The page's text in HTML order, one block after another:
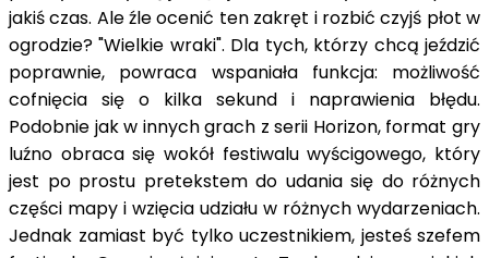
jakiś czas. Ale źle ocenić ten zakręt i rozbić czyjś płot w
ogrodzie? "Wielkie wraki". Dla tych, którzy chcą jeździć
poprawnie, powraca wspaniała funkcja: możliwość
cofnięcia się o kilka sekund i naprawienia błędu.
Podobnie jak w innych grach z serii Horizon, format gry
luźno obraca się wokół festiwalu wyścigowego, który
jest po prostu pretekstem do udania się do różnych
części mapy i wzięcia udziału w różnych wydarzeniach.
Jednak zamiast być tylko uczestnikiem, jesteś szefem